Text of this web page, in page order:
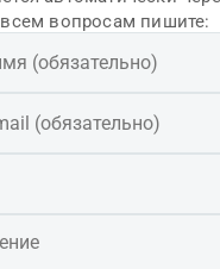
вопросам пишите: